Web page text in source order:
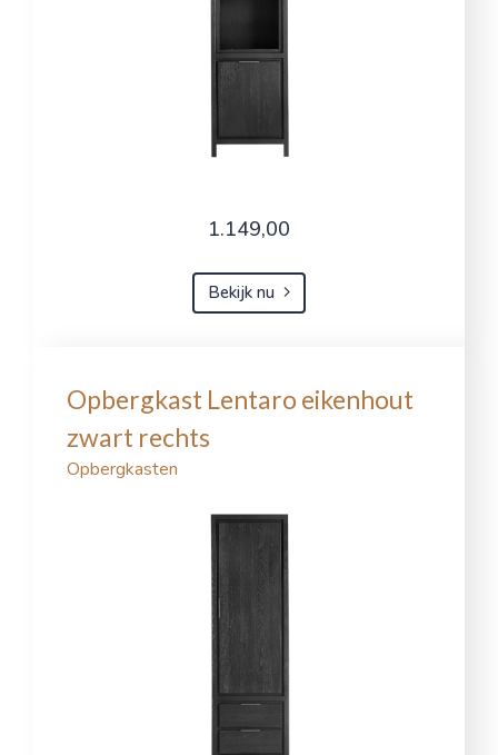
1.149,00
Bekijk nu
Opbergkast Lentaro eikenhout
zwart rechts
Opbergkasten